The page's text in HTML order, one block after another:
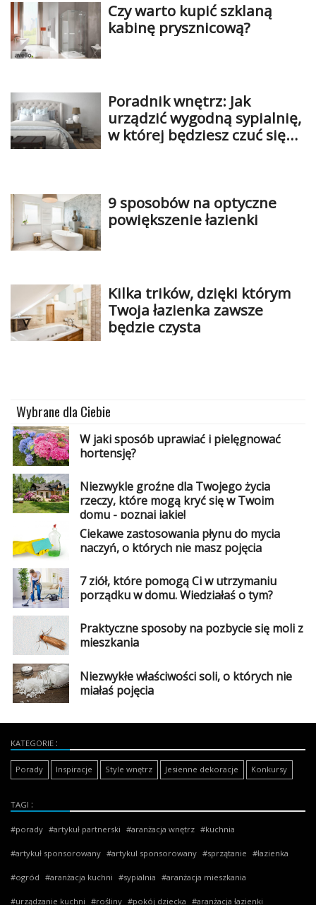
Czy warto kupić szklaną
kabinę prysznicową?
Poradnik wnętrz: Jak
urządzić wygodną sypialnię,
w której będziesz czuć się
9 sposobów na optyczne
powiększenie łazienki
Kilka trików, dzięki którym
Twoja łazienka zawsze
będzie czysta
Wybrane dla Ciebie
W jaki sposób uprawiać i pielęgnować
hortensję?
Niezwykle groźne dla Twojego życia
rzeczy, które mogą kryć się w Twoim
domu - poznaj jakie!
Ciekawe zastosowania płynu do mycia
naczyń, o których nie masz pojęcia
7 ziół, które pomogą Ci w utrzymaniu
porządku w domu. Wiedziałaś o tym?
Praktyczne sposoby na pozbycie się moli z
mieszkania
Niezwykłe właściwości soli, o których nie
miałaś pojęcia
KATEGORIE
Porady Inspiracje Style wnętrz Jesienne dekoracje Konkursy
TAGI
porady artykuł partnerski aranżacja wnętrz kuchnia
artykuł sponsorowany artykul sponsorowany sprzątanie łazienka
ogród aranżacja kuchni sypialnia aranżacja mieszkania
urządzanie kuchni rośliny pokój dziecka aranżacja łazienki